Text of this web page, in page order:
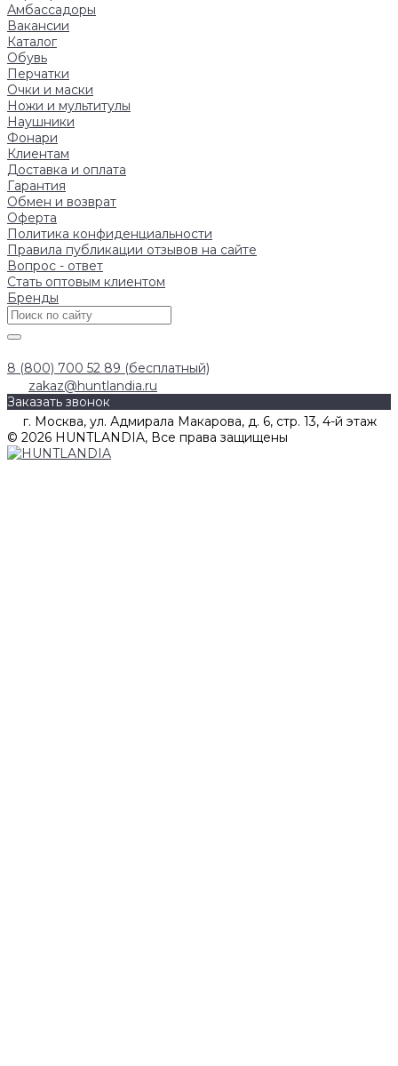
Амбассадоры
Вакансии
Каталог
Обувь
Перчатки
Очки и маски
Ножи и мультитулы
Наушники
Фонари
Клиентам
Доставка и оплата
Гарантия
Обмен и возврат
Оферта
Политика конфиденциальности
Правила публикации отзывов на сайте
Вопрос - ответ
Стать оптовым клиентом
Бренды
8 (800) 700 52 89 (бесплатный)
zakaz@huntlandia.ru
Заказать звонок
г. Москва, ул. Адмирала Макарова, д. 6, стр. 13, 4-й этаж
© 2026 HUNTLANDIA, Все права защищены